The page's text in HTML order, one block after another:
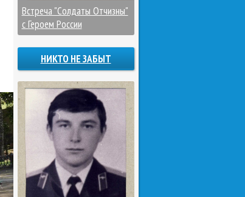
Встреча "Солдаты Отчизны"
с Героем России
НИКТО НЕ ЗАБЫТ